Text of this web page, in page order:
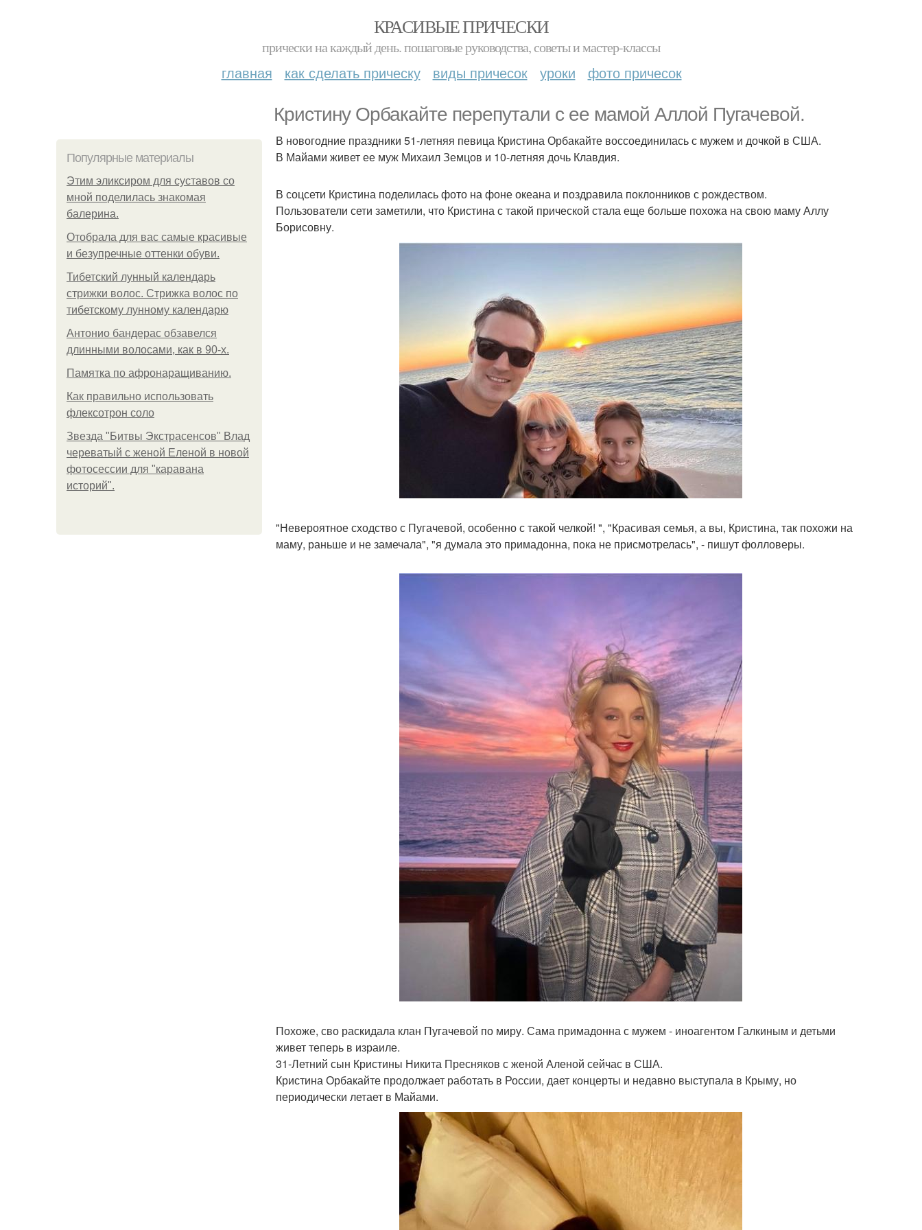
КРАСИВЫЕ ПРИЧЕСКИ
прически на каждый день. пошаговые руководства, советы и мастер-классы
главная как сделать прическу виды причесок уроки фото причесок
Кристину Орбакайте перепутали с ее мамой Аллой Пугачевой.
Популярные материалы
Этим эликсиром для суставов со
мной поделилась знакомая
балерина.
Отобрала для вас самые красивые
и безупречные оттенки обуви.
Тибетский лунный календарь
стрижки волос. Стрижка волос по
тибетскому лунному календарю
Антонио бандерас обзавелся
длинными волосами, как в 90-х.
Памятка по афронаращиванию.
Как правильно использовать
флексотрон соло
Звезда "Битвы Экстрасенсов" Влад
череватый с женой Еленой в новой
фотосессии для "каравана
историй".
В новогодние праздники 51-летняя певица Кристина Орбакайте воссоединилась с мужем и дочкой в США.
В Майами живет ее муж Михаил Земцов и 10-летняя дочь Клавдия.
В соцсети Кристина поделилась фото на фоне океана и поздравила поклонников с рождеством.
Пользователи сети заметили, что Кристина с такой прической стала еще больше похожа на свою маму Аллу
Борисовну.
"Невероятное сходство с Пугачевой, особенно с такой челкой! ", "Красивая семья, а вы, Кристина, так похожи на
маму, раньше и не замечала", "я думала это примадонна, пока не присмотрелась", - пишут фолловеры.
Похоже, сво раскидала клан Пугачевой по миру. Сама примадонна с мужем - иноагентом Галкиным и детьми
живет теперь в израиле.
31-Летний сын Кристины Никита Пресняков с женой Аленой сейчас в США.
Кристина Орбакайте продолжает работать в России, дает концерты и недавно выступала в Крыму, но
периодически летает в Майами.